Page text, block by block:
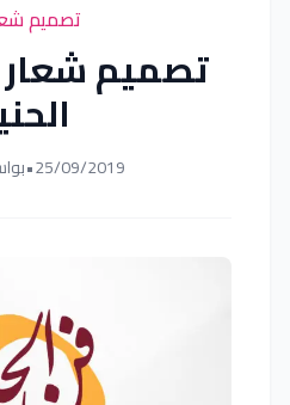
تصميم
تصميم
25/09/2019
•